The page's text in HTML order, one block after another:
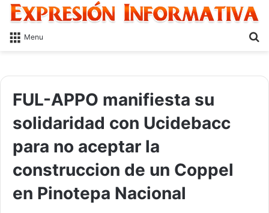
Menu
FUL-APPO manifiesta su
solidaridad con Ucidebacc
para no aceptar la
construccion de un Coppel
en Pinotepa Nacional